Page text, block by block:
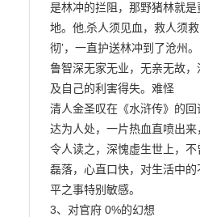
是林冲的拦阻，那野猪林就
地。他‚杀人须见血，救人须救
彻‛，一直护送林冲到了沧州。
鲁智深无家无业，无亲无故
及自己的利害得失。难怪
清人金圣叹在《水浒传》的回
达为人处，一片热血直喷出来
令人读之，深愧虚生世上，不
磊落，心直口快，对生活中的
平之事特别敏感。
3、对官府 0%的幻想